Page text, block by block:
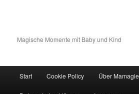
Magische Momente mit Baby und Kind
Zum Inhalt wechseln
Zum sekundären Inhalt wechseln
Start Cookie Policy Über Mamagie